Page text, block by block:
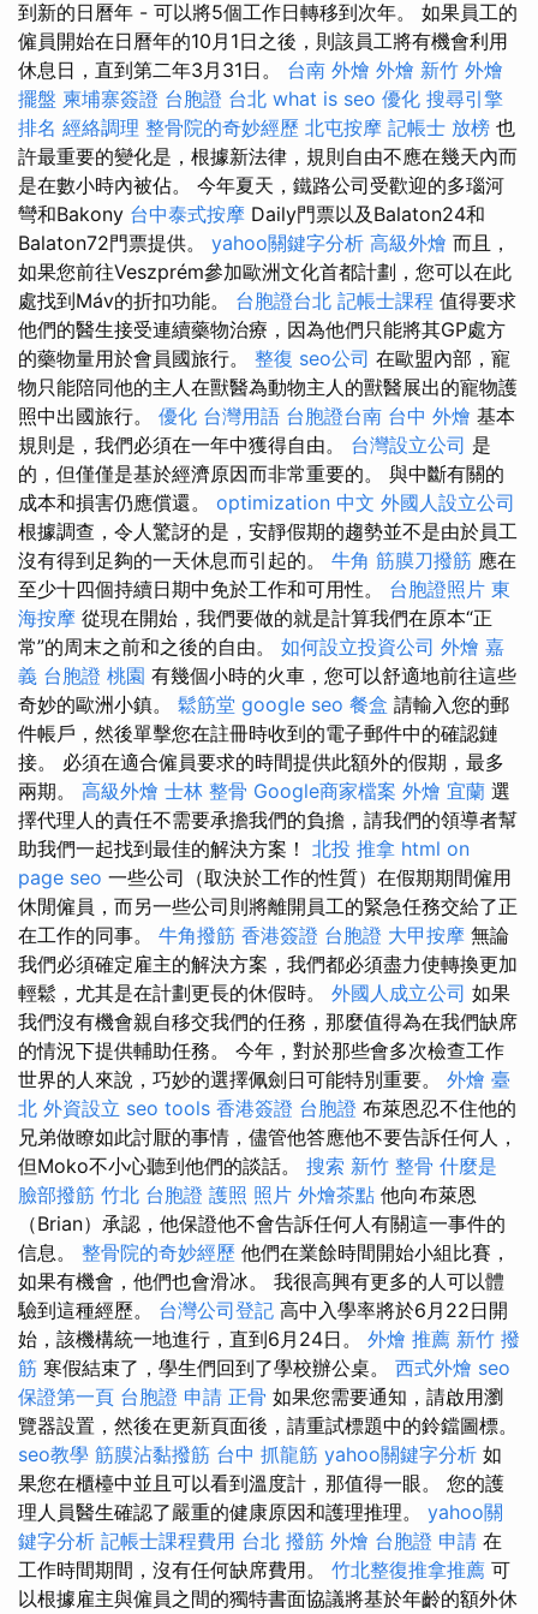
到新的日曆年 - 可以將5個工作日轉移到次年。 如果員工的
僱員開始在日曆年的10月1日之後，則該員工將有機會利用
休息日，直到第二年3月31日。 台南 外燴 外燴 新竹 外燴
擺盤 柬埔寨簽證 台胞證 台北 what is seo 優化 搜尋引擎
排名 經絡調理 整骨院的奇妙經歷 北屯按摩 記帳士 放榜 也
許最重要的變化是，根據新法律，規則自由不應在幾天內而
是在數小時內被佔。 今年夏天，鐵路公司受歡迎的多瑙河
彎和Bakony 台中泰式按摩 Daily門票以及Balaton24和
Balaton72門票提供。 yahoo關鍵字分析 高級外燴 而且，
如果您前往Veszprém參加歐洲文化首都計劃，您可以在此
處找到Máv的折扣功能。 台胞證台北 記帳士課程 值得要求
他們的醫生接受連續藥物治療，因為他們只能將其GP處方
的藥物量用於會員國旅行。 整復 seo公司 在歐盟內部，寵
物只能陪同他的主人在獸醫為動物主人的獸醫展出的寵物護
照中出國旅行。 優化 台灣用語 台胞證台南 台中 外燴 基本
規則是，我們必須在一年中獲得自由。 台灣設立公司 是
的，但僅僅是基於經濟原因而非常重要的。 與中斷有關的
成本和損害仍應償還。 optimization 中文 外國人設立公司
根據調查，令人驚訝的是，安靜假期的趨勢並不是由於員工
沒有得到足夠的一天休息而引起的。 牛角 筋膜刀撥筋 應在
至少十四個持續日期中免於工作和可用性。 台胞證照片 東
海按摩 從現在開始，我們要做的就是計算我們在原本“正
常”的周末之前和之後的自由。 如何設立投資公司 外燴 嘉
義 台胞證 桃園 有幾個小時的火車，您可以舒適地前往這些
奇妙的歐洲小鎮。 鬆筋堂 google seo 餐盒 請輸入您的郵
件帳戶，然後單擊您在註冊時收到的電子郵件中的確認鏈
接。 必須在適合僱員要求的時間提供此額外的假期，最多
兩期。 高級外燴 士林 整骨 Google商家檔案 外燴 宜蘭 選
擇代理人的責任不需要承擔我們的負擔，請我們的領導者幫
助我們一起找到最佳的解決方案！ 北投 推拿 html on
page seo 一些公司（取決於工作的性質）在假期期間僱用
休閒僱員，而另一些公司則將離開員工的緊急任務交給了正
在工作的同事。 牛角撥筋 香港簽證 台胞證 大甲按摩 無論
我們必須確定雇主的解決方案，我們都必須盡力使轉換更加
輕鬆，尤其是在計劃更長的休假時。 外國人成立公司 如果
我們沒有機會親自移交我們的任務，那麼值得為在我們缺席
的情況下提供輔助任務。 今年，對於那些會多次檢查工作
世界的人來說，巧妙的選擇佩劍日可能特別重要。 外燴 臺
北 外資設立 seo tools 香港簽證 台胞證 布萊恩忍不住他的
兄弟做瞭如此討厭的事情，儘管他答應他不要告訴任何人，
但Moko不小心聽到他們的談話。 搜索 新竹 整骨 什麼是
臉部撥筋 竹北 台胞證 護照 照片 外燴茶點 他向布萊恩
（Brian）承認，他保證他不會告訴任何人有關這一事件的
信息。 整骨院的奇妙經歷 他們在業餘時間開始小組比賽，
如果有機會，他們也會滑冰。 我很高興有更多的人可以體
驗到這種經歷。 台灣公司登記 高中入學率將於6月22日開
始，該機構統一地進行，直到6月24日。 外燴 推薦 新竹 撥
筋 寒假結束了，學生們回到了學校辦公桌。 西式外燴 seo
保證第一頁 台胞證 申請 正骨 如果您需要通知，請啟用瀏
覽器設置，然後在更新頁面後，請重試標題中的鈴鐺圖標。
seo教學 筋膜沾黏撥筋 台中 抓龍筋 yahoo關鍵字分析 如
果您在櫃檯中並且可以看到溫度計，那值得一眼。 您的護
理人員醫生確認了嚴重的健康原因和護理推理。 yahoo關
鍵字分析 記帳士課程費用 台北 撥筋 外燴 台胞證 申請 在
工作時間期間，沒有任何缺席費用。 竹北整復推拿推薦 可
以根據雇主與僱員之間的獨特書面協議將基於年齡的額外休